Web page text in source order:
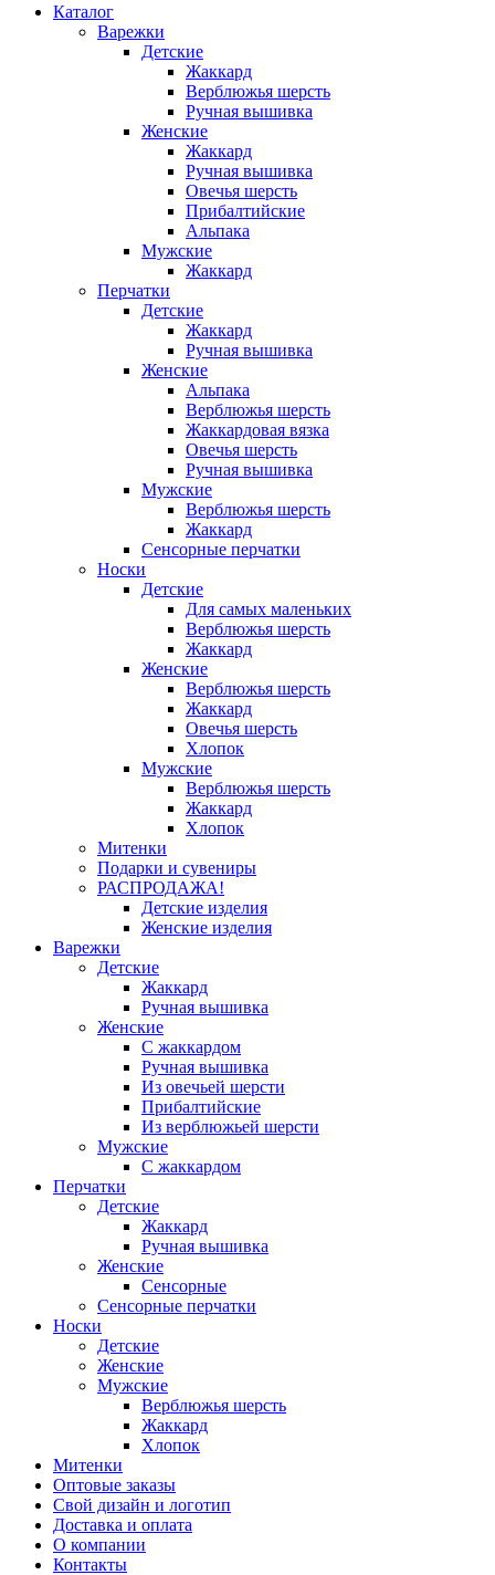
Каталог
Варежки
Детские
Жаккард
Верблюжья шерсть
Ручная вышивка
Женские
Жаккард
Ручная вышивка
Овечья шерсть
Прибалтийские
Альпака
Мужские
Жаккард
Перчатки
Детские
Жаккард
Ручная вышивка
Женские
Альпака
Верблюжья шерсть
Жаккардовая вязка
Овечья шерсть
Ручная вышивка
Мужские
Верблюжья шерсть
Жаккард
Сенсорные перчатки
Носки
Детские
Для самых маленьких
Верблюжья шерсть
Жаккард
Женские
Верблюжья шерсть
Жаккард
Овечья шерсть
Хлопок
Мужские
Верблюжья шерсть
Жаккард
Хлопок
Митенки
Подарки и сувениры
РАСПРОДАЖА!
Детские изделия
Женские изделия
Варежки
Детские
Жаккард
Ручная вышивка
Женские
С жаккардом
Ручная вышивка
Из овечьей шерсти
Прибалтийские
Из верблюжьей шерсти
Мужские
С жаккардом
Перчатки
Детские
Жаккард
Ручная вышивка
Женские
Сенсорные
Сенсорные перчатки
Носки
Детские
Женские
Мужские
Верблюжья шерсть
Жаккард
Хлопок
Митенки
Оптовые заказы
Свой дизайн и логотип
Доставка и оплата
О компании
Контакты